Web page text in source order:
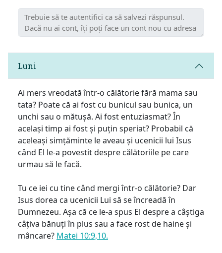
Luni
Ai mers vreodată într-o călătorie fără mama sau
tata? Poate că ai fost cu bunicul sau bunica, un
unchi sau o mătușă. Ai fost entuziasmat? În
același timp ai fost și puțin speriat? Probabil că
aceleași simțăminte le aveau și ucenicii lui Isus
când El le-a povestit despre călătoriile pe care
urmau să le facă.
Tu ce iei cu tine când mergi într-o călătorie? Dar
Isus dorea ca ucenicii Lui să se încreadă în
Dumnezeu. Așa că ce le-a spus El despre a câștiga
câțiva bănuți în plus sau a face rost de haine și
mâncare? Matei 10:9,10.